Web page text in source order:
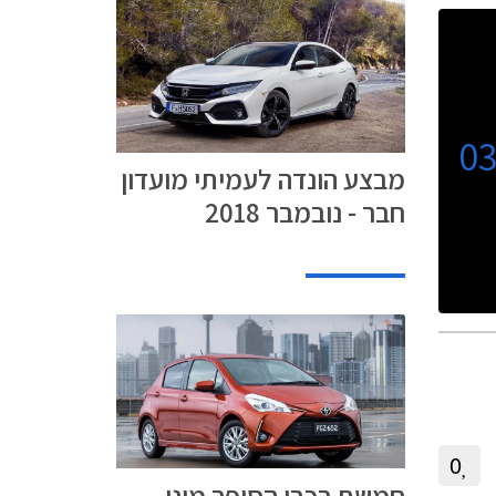
0
מבצע הונדה לעמיתי מועדון
חבר - נובמבר 2018